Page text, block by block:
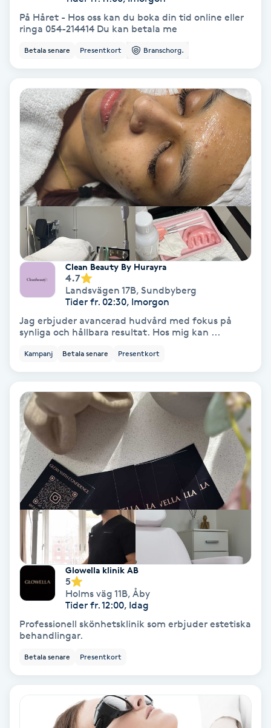
Naprapati
Navelpiercing
Ny frisyr
Olaplex
Olaplexbehandling
Ombre
Ombre brows
Ombre naglar
Optiker
Ortopedi
Osteopati
Paraffinbehandling
Pedikyr
Pensionärklippning
Permanent
Permanent hårborttagning
Permanent ögonbrynsmakeup
Personlig tränare
På Håret - Hos oss kan du boka din tid online eller
ringa 054-214414 Du kan betala me
Betala senare Presentkort Branschorg.
Clean Beauty By Hurayra
4.7
Landsvägen 17B, Sundbyberg
Tider fr. 02:30, Imorgon
Jag erbjuder avancerad hudvård med fokus på
synliga och hållbara resultat. Hos mig kan ...
Kampanj Betala senare Presentkort
Glowella klinik AB
5
Holms väg 11B, Åby
Tider fr. 12:00, Idag
Professionell skönhetsklinik som erbjuder estetiska
behandlingar.
Betala senare Presentkort